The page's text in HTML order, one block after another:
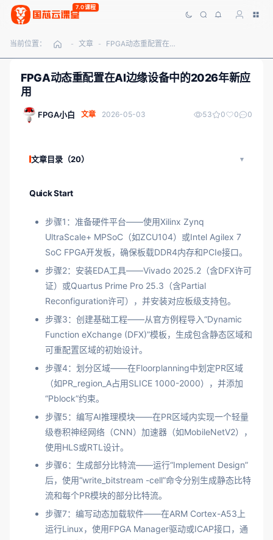
7.0课程
当前位置： - 文章 - FPGA动态重配置在AI边缘设备中的2026年新应用
FPGA动态重配置在AI边缘设备中的2026年新应
用
FPGA小白 文章 2026-05-03 53 0 0 0
文章目录（20）
Quick Start
步骤1：准备硬件平台——使用Xilinx Zynq
UltraScale+ MPSoC（如ZCU104）或Intel Agilex 7
SoC FPGA开发板，确保板载DDR4内存和PCIe接口。
步骤2：安装EDA工具——Vivado 2025.2（含DFX许可
证）或Quartus Prime Pro 25.3（含Partial
Reconfiguration许可），并安装对应板级支持包。
步骤3：创建基础工程——从官方例程导入“Dynamic
Function eXchange (DFX)”模板，生成包含静态区域和
可重配置区域的初始设计。
步骤4：划分区域——在Floorplanning中划定PR区域
（如PR_region_A占用SLICE 1000-2000），并添加
“Pblock”约束。
步骤5：编写AI推理模块——在PR区域内实现一个轻量
级卷积神经网络（CNN）加速器（如MobileNetV2），
使用HLS或RTL设计。
步骤6：生成部分比特流——运行“Implement Design”
后，使用“write_bitstream -cell”命令分别生成静态比特
流和每个PR模块的部分比特流。
步骤7：编写动态加载软件——在ARM Cortex-A53上
运行Linux，使用FPGA Manager驱动或ICAP接口，通